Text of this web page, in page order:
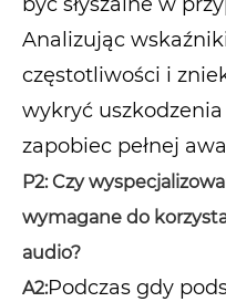
Analizując
częstotliwości i
wykryć
zapobiec pełnej
P2: Czy
wymagane do
audio?
A2:Podczas gdy